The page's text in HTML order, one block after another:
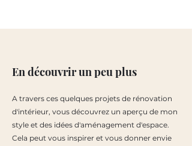
En découvrir un peu plus
A travers ces quelques projets de rénovation
d'intérieur, vous découvrez un aperçu de mon
style et des idées d'aménagement d'espace.
Cela peut vous inspirer et vous donner envie